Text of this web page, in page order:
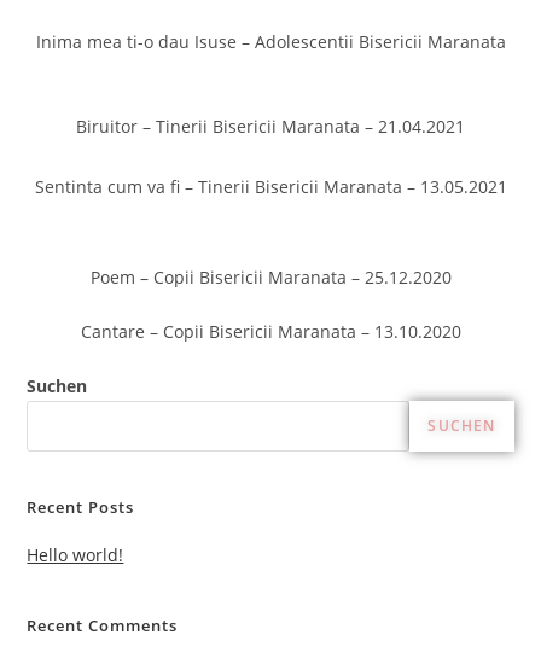
Inima mea ti-o dau Isuse – Adolescentii Bisericii Maranata
Biruitor – Tinerii Bisericii Maranata – 21.04.2021
Sentinta cum va fi – Tinerii Bisericii Maranata – 13.05.2021
Poem – Copii Bisericii Maranata – 25.12.2020
Cantare – Copii Bisericii Maranata – 13.10.2020
Suchen
SUCHEN
Recent Posts
Hello world!
Recent Comments